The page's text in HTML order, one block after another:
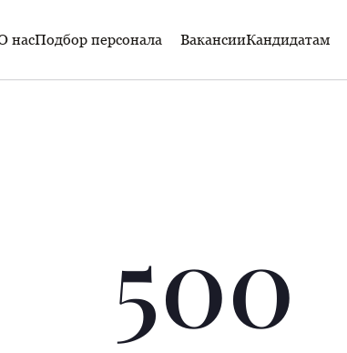
насПодбор персонала ВакансииКандидатам
500